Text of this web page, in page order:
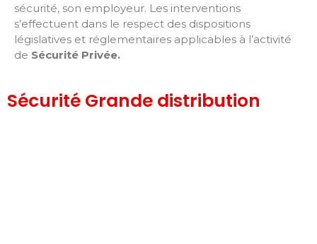
sécurité, son employeur. Les interventions
s’effectuent dans le respect des dispositions
législatives et réglementaires applicables à l’activité
de Sécurité Privée.
Sécurité Grande distribution